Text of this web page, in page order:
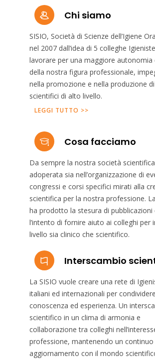
Chi siamo
SISIO, Società di Scienze dell’Igiene
nel 2007 dall’idea di 5 colleghe
lavorare per una maggiore autonomia
della nostra figura professionale,
nella promozione e nella produzione
scientifici di alto livello.
LEGGI TUTTO >>
Cosa facciamo
Da sempre la nostra società
adoperata sia nell’organizzazione di
congressi e corsi specifici mirati alla
scientifica per la nostra professione.
ha prodotto la stesura di pubblicazioni
l’intento di fornire aiuto ai colleghi per
livello sia clinico che scientifico.
Interscambio
La SISIO vuole creare una rete di
italiani ed internazionali per condividere
conoscenza ed esperienza. Un
scientifico in un clima di armonia e
collaborazione tra colleghi
professione, mantenendo un continuo
aggiornamento con il mondo